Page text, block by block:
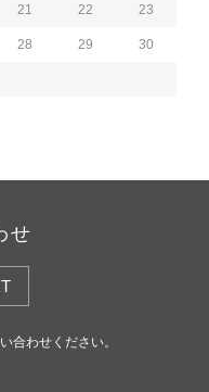
21 22 23
28 29 30
せ
合わせください。